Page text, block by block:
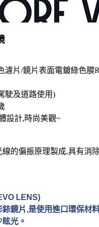
濾片/鏡片表面電鍍綠色膜
駛及道路使用)
設計,時尚美觀~
的偏振原理製成,具有消
LENS)
鏡片 ,是使用進口環保材
光。